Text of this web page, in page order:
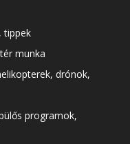
tippek
munka
drónok,
programok,